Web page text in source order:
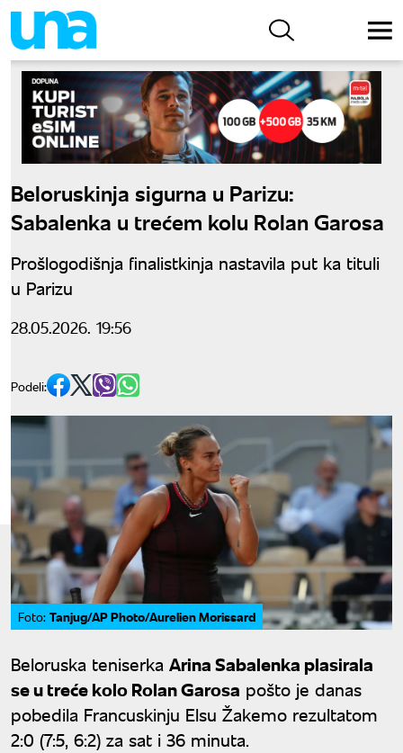
Beloruskinja sigurna u Parizu:
Sabalenka u trećem kolu Rolan Garosa
Prošlogodišnja finalistkinja nastavila put ka tituli
u Parizu
28.05.2026. 19:56
Podeli:
Foto: Tanjug/AP Photo/Aurelien Morissard
Beloruska teniserka Arina Sabalenka plasirala
se u treće kolo Rolan Garosa pošto je danas
pobedila Francuskinju Elsu Žakemo rezultatom
2:0 (7:5, 6:2) za sat i 36 minuta.